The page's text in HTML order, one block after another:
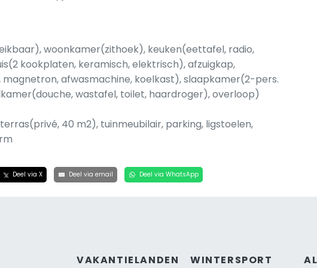
woonkamer(zithoek), keuken(eettafel, radio,
kookplaten, keramisch, elektrisch), afzuigkap,
afwasmachine, koelkast), slaapkamer(2-pers.
wastafel, toilet, haardroger), overloop)
40 m2), tuinmeubilair, parking, ligstoelen,
Deel via X Deel via email Deel via WhatsApp
VAKANTIELANDEN WINTERSPORT